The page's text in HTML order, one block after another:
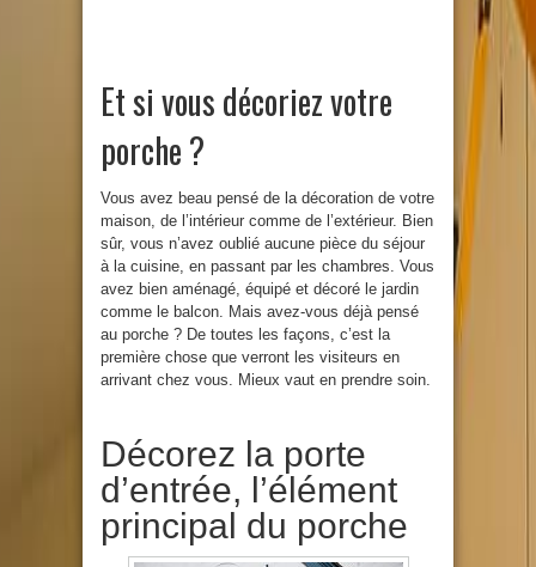
Et si vous décoriez votre
porche ?
Vous avez beau pensé de la décoration de votre
maison, de l’intérieur comme de l’extérieur. Bien
sûr, vous n’avez oublié aucune pièce du séjour
à la cuisine, en passant par les chambres. Vous
avez bien aménagé, équipé et décoré le jardin
comme le balcon. Mais avez-vous déjà pensé
au porche ? De toutes les façons, c’est la
première chose que verront les visiteurs en
arrivant chez vous. Mieux vaut en prendre soin.
Décorez la porte
d’entrée, l’élément
principal du porche